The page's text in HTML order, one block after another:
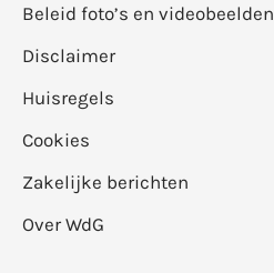
Beleid foto’s en videobeelden
Disclaimer
Huisregels
Cookies
Zakelijke berichten
Over WdG